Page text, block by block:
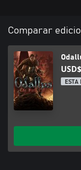
Comparar
ESTA